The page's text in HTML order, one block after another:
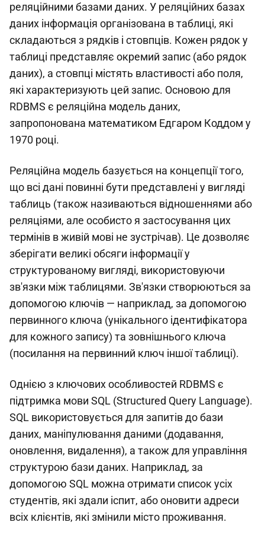
реляційними базами даних. У реляційних базах
даних інформація організована в таблиці, які
складаються з рядків і стовпців. Кожен рядок у
таблиці представляє окремий запис (або рядок
даних), а стовпці містять властивості або поля,
які характеризують цей запис. Основою для
RDBMS є реляційна модель даних,
запропонована математиком Едгаром Коддом у
1970 році.
Реляційна модель базується на концепції того,
що всі дані повинні бути представлені у вигляді
таблиць (також називаються відношеннями або
реляціями, але особисто я застосування цих
термінів в живій мові не зустрічав). Це дозволяє
зберігати великі обсяги інформації у
структурованому вигляді, використовуючи
зв'язки між таблицями. Зв'язки створюються за
допомогою ключів — наприклад, за допомогою
первинного ключа (унікального ідентифікатора
для кожного запису) та зовнішнього ключа
(посилання на первинний ключ іншої таблиці).
Однією з ключових особливостей RDBMS є
підтримка мови SQL (Structured Query Language).
SQL використовується для запитів до бази
даних, маніпулювання даними (додавання,
оновлення, видалення), а також для управління
структурою бази даних. Наприклад, за
допомогою SQL можна отримати список усіх
студентів, які здали іспит, або оновити адреси
всіх клієнтів, які змінили місто проживання.